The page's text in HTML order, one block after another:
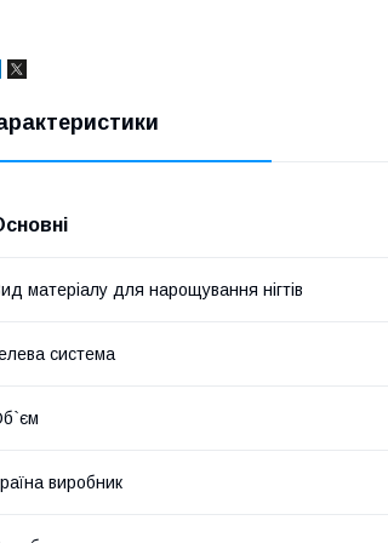
матеріалу для нарощування нігтів
система
виробник